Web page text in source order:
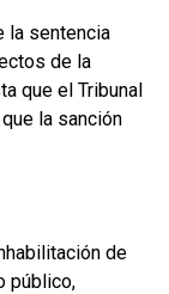
la sentencia
de la
que el Tribunal
la sanción
de
público,